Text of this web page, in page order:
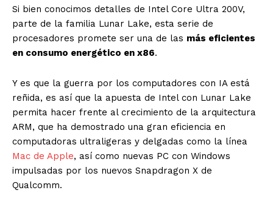
Si bien conocimos detalles de Intel Core Ultra 200V,
parte de la familia Lunar Lake, esta serie de
procesadores promete ser una de las más eficientes
en consumo energético en x86.
Y es que la guerra por los computadores con IA está
reñida, es así que la apuesta de Intel con Lunar Lake
permita hacer frente al crecimiento de la arquitectura
ARM, que ha demostrado una gran eficiencia en
computadoras ultraligeras y delgadas como la línea
Mac de Apple, así como nuevas PC con Windows
impulsadas por los nuevos Snapdragon X de
Qualcomm.